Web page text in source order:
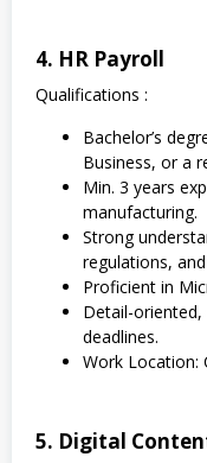
4. HR Payroll
Qualifications :
Bachelor’s
Business, or a
Min. 3 years
manufacturing.
Strong
regulations,
Proficient in
Detail-
deadlines.
Work Location:
5. Digital